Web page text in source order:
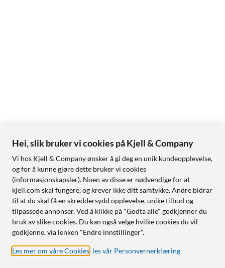
Hei, slik bruker vi cookies på Kjell & Company
Vi hos Kjell & Company ønsker å gi deg en unik kundeopplevelse,
og for å kunne gjøre dette bruker vi cookies
(informasjonskapsler). Noen av disse er nødvendige for at
kjell.com skal fungere, og krever ikke ditt samtykke. Andre bidrar
til at du skal få en skreddersydd opplevelse, unike tilbud og
tilpassede annonser. Ved å klikke på "Godta alle" godkjenner du
bruk av slike cookies. Du kan også velge hvilke cookies du vil
godkjenne, via lenken "Endre innstillinger".
Les mer om våre Cookies les vår Personvernerklæring